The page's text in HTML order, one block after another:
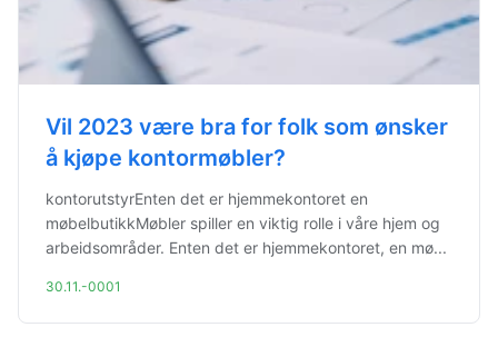
Vil 2023 være bra for folk som ønsker
å kjøpe kontormøbler?
kontorutstyrEnten det er hjemmekontoret en
møbelbutikkMøbler spiller en viktig rolle i våre hjem og
arbeidsområder. Enten det er hjemmekontoret, en mø...
30.11.-0001